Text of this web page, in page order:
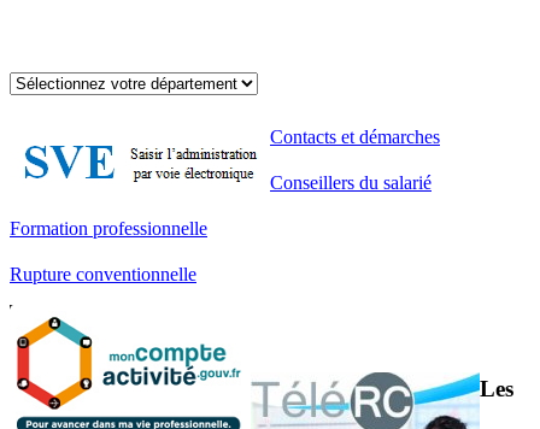
Contacts et démarches
Conseillers du salarié
Formation professionnelle
Rupture conventionnelle
Les